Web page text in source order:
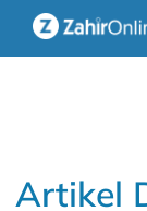
Artikel